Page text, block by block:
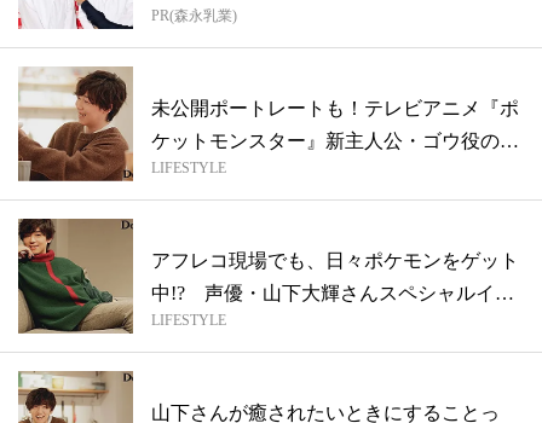
PR(森永乳業)
未公開ポートレートも！テレビアニメ『ポ
ケットモンスター』新主人公・ゴウ役の山
下大...
LIFESTYLE
アフレコ現場でも、日々ポケモンをゲット
中!? 声優・山下大輝さんスペシャルイン
タ...
LIFESTYLE
山下さんが癒されたいときにすることっ